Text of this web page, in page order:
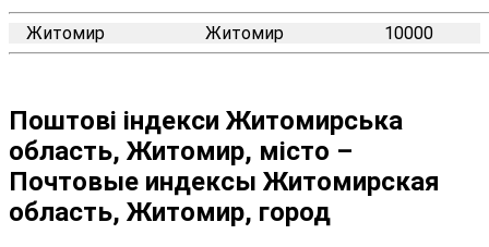
Житомир Житомир 10000
Поштові індекси Житомирська
область, Житомир, місто –
Почтовые индексы Житомирская
область, Житомир, город